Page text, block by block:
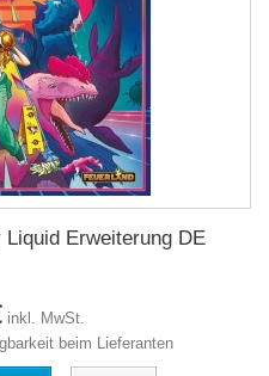
Erweiterung DE
inkl. MwSt.
beim Lieferanten